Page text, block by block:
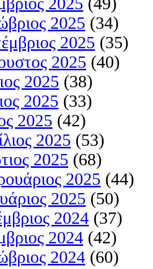
2025 (34)
2025 (35)
2025 (40)
2025 (38)
2025 (33)
2025 (42)
2025 (53)
2025 (68)
2025 (44)
2025 (50)
2024 (37)
2024 (42)
2024 (60)